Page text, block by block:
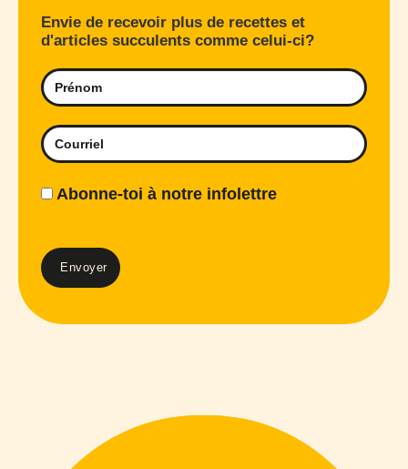
Envie de recevoir plus de recettes et
d'articles succulents comme celui-ci?
Abonne-toi à notre infolettre